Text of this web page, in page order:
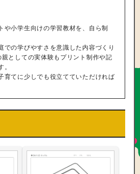
や小学生向けの学習教材を、自ら制
での学びやすさを意識した内容づくり
としての実体験もプリント制作や記
。
育てに少しでも役立てていただければ